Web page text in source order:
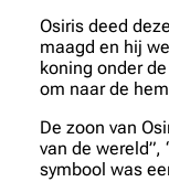
Osiris deed
maagd en hij
koning onder
om naar de
De zoon van
van de wereld”,
symbool was